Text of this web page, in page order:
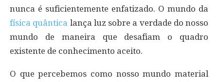
nunca é suficientemente enfatizado. O mundo da
física quântica lança luz sobre a verdade do nosso
mundo de maneira que desafiam o quadro
existente de conhecimento aceito.
O que percebemos como nosso mundo material